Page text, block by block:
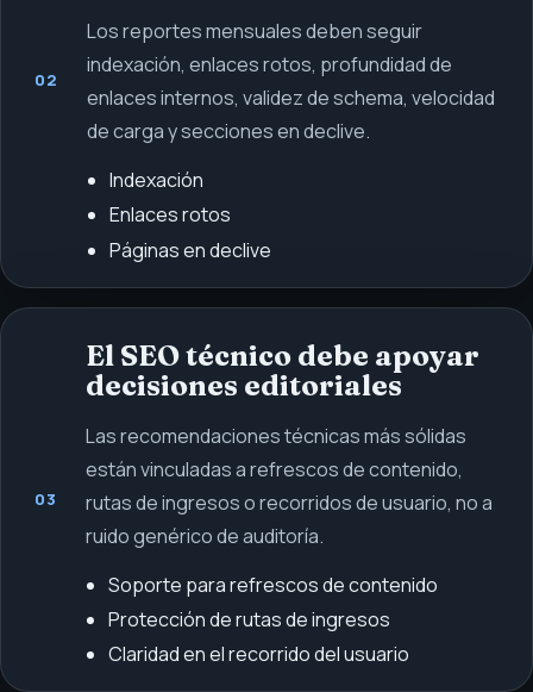
02
Los reportes mensuales deben seguir
indexación, enlaces rotos, profundidad de
enlaces internos, validez de schema, velocidad
de carga y secciones en declive.
Indexación
Enlaces rotos
Páginas en declive
03
El SEO técnico debe apoyar
decisiones editoriales
Las recomendaciones técnicas más sólidas
están vinculadas a refrescos de contenido,
rutas de ingresos o recorridos de usuario, no a
ruido genérico de auditoría.
Soporte para refrescos de contenido
Protección de rutas de ingresos
Claridad en el recorrido del usuario